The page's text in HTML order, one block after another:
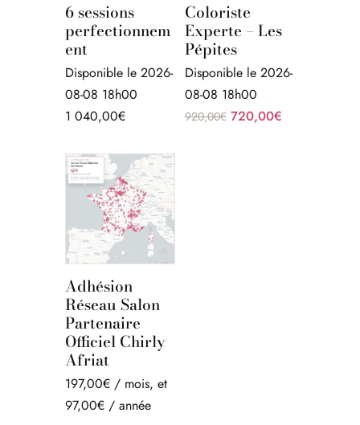
6 sessions
perfectionnem
ent
Disponible le 2026-
08-08 18h00
1 040,00€
Coloriste
Experte – Les
Pépites
Disponible le 2026-
08-08 18h00
920,00€ Le
720,00€Le
Adhésion
Réseau Salon
Partenaire
Officiel Chirly
Afriat
197,00€ / mois, et
97,00€ / année